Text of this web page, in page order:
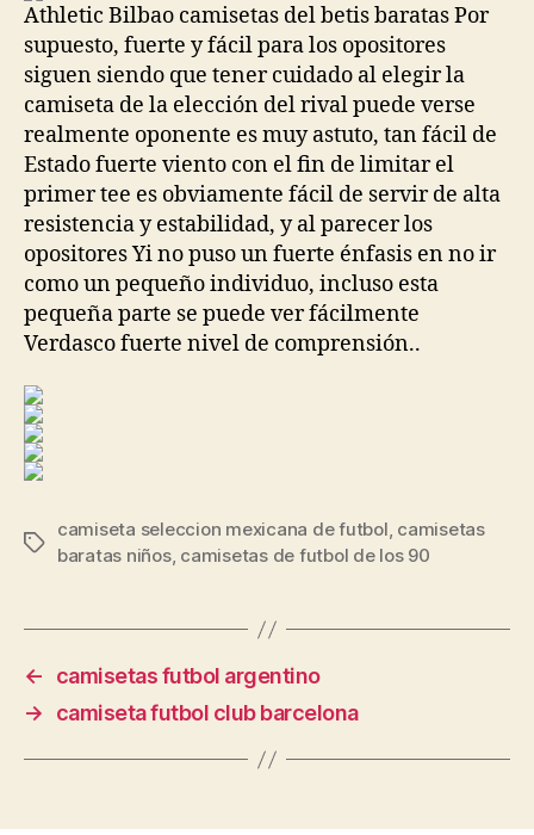
Athletic Bilbao camisetas del betis baratas Por
supuesto, fuerte y fácil para los opositores
siguen siendo que tener cuidado al elegir la
camiseta de la elección del rival puede verse
realmente oponente es muy astuto, tan fácil de
Estado fuerte viento con el fin de limitar el
primer tee es obviamente fácil de servir de alta
resistencia y estabilidad, y al parecer los
opositores Yi no puso un fuerte énfasis en no ir
como un pequeño individuo, incluso esta
pequeña parte se puede ver fácilmente
Verdasco fuerte nivel de comprensión..
Etiquetas
camiseta seleccion mexicana de futbol, camisetas
baratas niños, camisetas de futbol de los 90
←
camisetas futbol argentino
→
camiseta futbol club barcelona